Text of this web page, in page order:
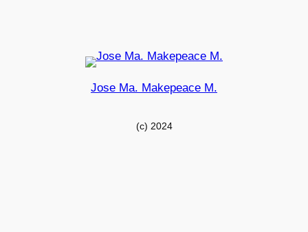
Jose Ma. Makepeace M.
(c) 2024